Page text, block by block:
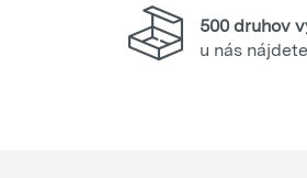
500 druhov
u nás